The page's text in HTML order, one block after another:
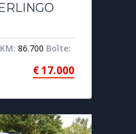
KM: 86.700 Boîte:
€17.000